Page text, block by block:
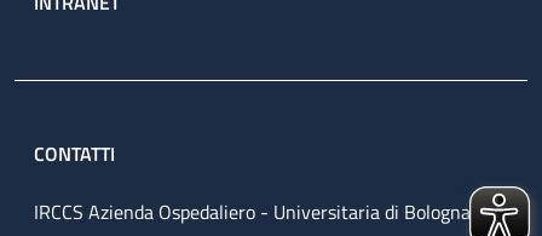
CONTATTI
IRCCS Azienda Ospedaliero - Universitaria di Bologna